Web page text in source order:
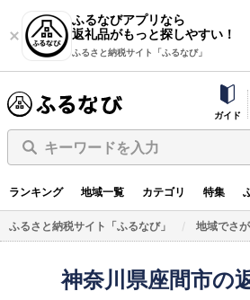
ふるなびアプリなら
返礼品がもっと探しやすい！
ふるさと納税サイト「ふるなび」
ガイド
キーワードを入力
ランキング 地域一覧 カテゴリ 特集
ふるさと納税サイト「ふるなび」 地域でさ
神奈川県座間市の